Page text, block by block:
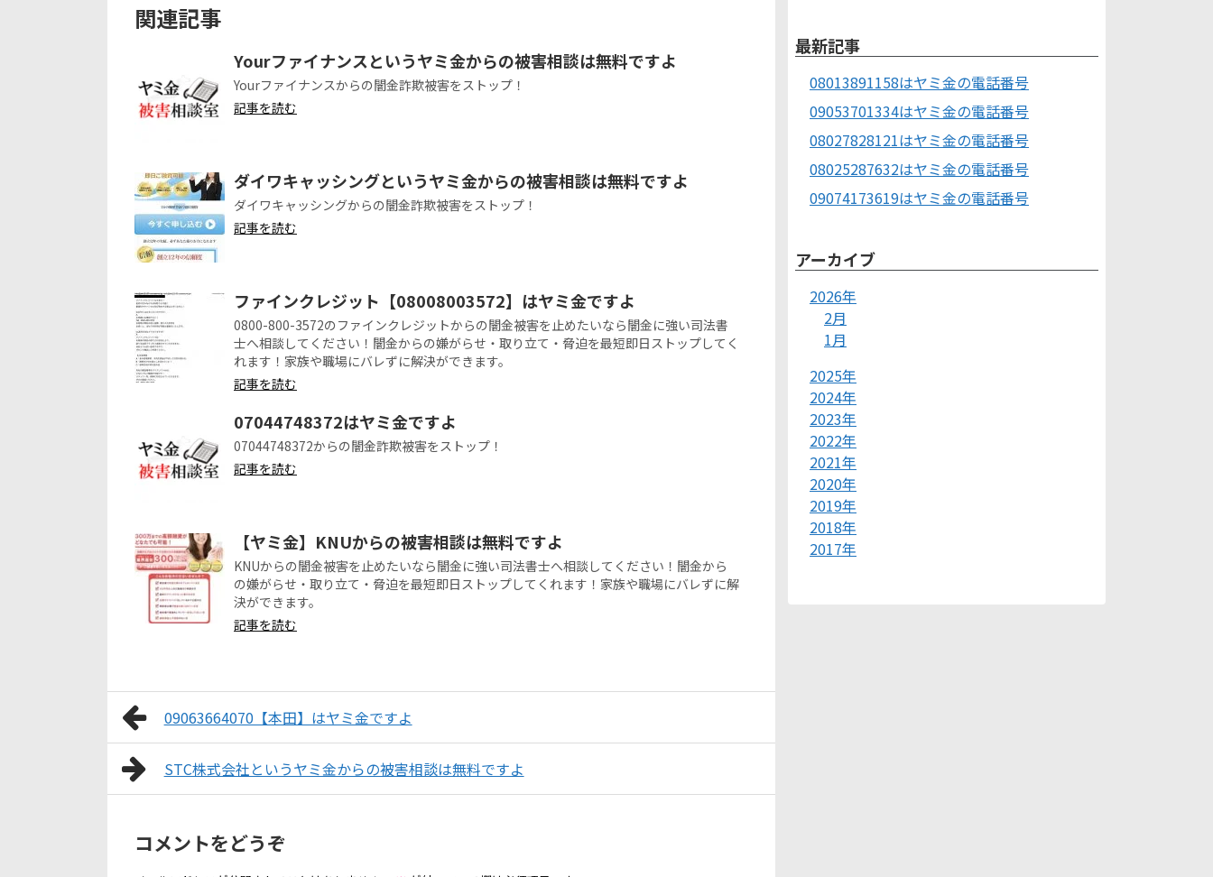
関連記事
Yourファイナンスというヤミ金からの被害相談は無料ですよ
Yourファイナンスからの闇金詐欺被害をストップ！
記事を読む
ダイワキャッシングというヤミ金からの被害相談は無料ですよ
ダイワキャッシングからの闇金詐欺被害をストップ！
記事を読む
ファインクレジット【08008003572】はヤミ金ですよ
0800-800-3572のファインクレジットからの闇金被害を止めたいなら闇金に強い司法書
士へ相談してください！闇金からの嫌がらせ・取り立て・脅迫を最短即日ストップしてく
れます！家族や職場にバレずに解決ができます。
記事を読む
07044748372はヤミ金ですよ
07044748372からの闇金詐欺被害をストップ！
記事を読む
【ヤミ金】KNUからの被害相談は無料ですよ
KNUからの闇金被害を止めたいなら闇金に強い司法書士へ相談してください！闇金から
の嫌がらせ・取り立て・脅迫を最短即日ストップしてくれます！家族や職場にバレずに解
決ができます。
記事を読む
09063664070【本田】はヤミ金ですよ
STC株式会社というヤミ金からの被害相談は無料ですよ
コメントをどうぞ
最新記事
08013891158はヤミ金の電話番号
09053701334はヤミ金の電話番号
08027828121はヤミ金の電話番号
08025287632はヤミ金の電話番号
09074173619はヤミ金の電話番号
アーカイブ
2026年
2月
1月
2025年
2024年
2023年
2022年
2021年
2020年
2019年
2018年
2017年